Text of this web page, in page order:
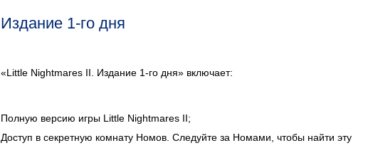
Издание 1-го дня
«Little Nightmares II. Издание 1-го дня» включает:
Полную версию игры Little Nightmares II;
Доступ в секретную комнату Номов. Следуйте за Номами, чтобы найти эту